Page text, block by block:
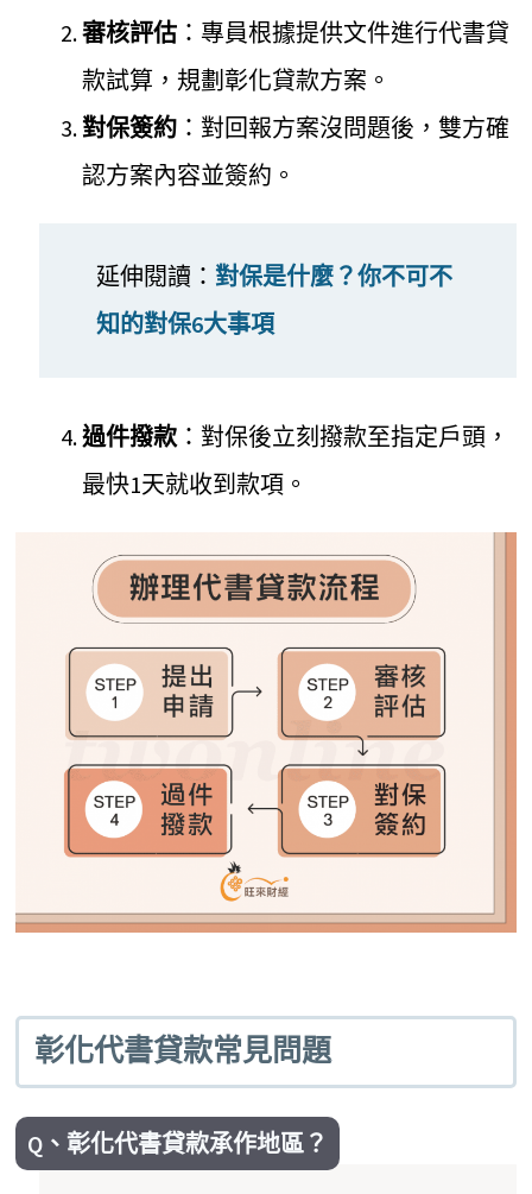
審核評估 ：專員根據提供文件進行代書貸
款試算，規劃彰化貸款方案。
對保簽約 ：對回報方案沒問題後，雙方確
認方案內容並簽約。
延伸閱讀： 對保是什麼？你不可不
知的對保6大事項
過件撥款 ：對保後立刻撥款至指定戶頭，
最快1天就收到款項。
彰化代書貸款常見問題
Q、彰化代書貸款承作地區？